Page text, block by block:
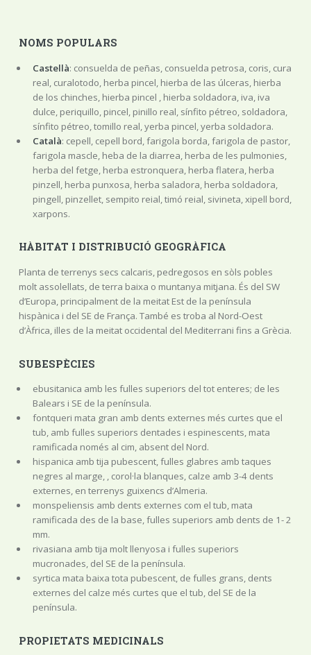
NOMS POPULARS
Castellà: consuelda de peñas, consuelda petrosa, coris, cura
real, curalotodo, herba pincel, hierba de las úlceras, hierba
de los chinches, hierba pincel , hierba soldadora, iva, iva
dulce, periquillo, pincel, pinillo real, sínfito pétreo, soldadora,
sínfito pétreo, tomillo real, yerba pincel, yerba soldadora.
Català: cepell, cepell bord, farigola borda, farigola de pastor,
farigola mascle, heba de la diarrea, herba de les pulmonies,
herba del fetge, herba estronquera, herba flatera, herba
pinzell, herba punxosa, herba saladora, herba soldadora,
pingell, pinzellet, sempito reial, timó reial, sivineta, xipell bord,
xarpons.
HÀBITAT I DISTRIBUCIÓ GEOGRÀFICA
Planta de terrenys secs calcaris, pedregosos en sòls pobles
molt assolellats, de terra baixa o muntanya mitjana. És del SW
d’Europa, principalment de la meitat Est de la península
hispànica i del SE de França. També es troba al Nord-Oest
d’Àfrica, illes de la meitat occidental del Mediterrani fins a Grècia.
SUBESPÈCIES
ebusitanica amb les fulles superiors del tot enteres; de les
Balears i SE de la península.
fontqueri mata gran amb dents externes més curtes que el
tub, amb fulles superiors dentades i espinescents, mata
ramificada només al cim, absent del Nord.
hispanica amb tija pubescent, fulles glabres amb taques
negres al marge, , corol·la blanques, calze amb 3-4 dents
externes, en terrenys guixencs d’Almeria.
monspeliensis amb dents externes com el tub, mata
ramificada des de la base, fulles superiors amb dents de 1- 2
mm.
rivasiana amb tija molt llenyosa i fulles superiors
mucronades, del SE de la península.
syrtica mata baixa tota pubescent, de fulles grans, dents
externes del calze més curtes que el tub, del SE de la
península.
PROPIETATS MEDICINALS